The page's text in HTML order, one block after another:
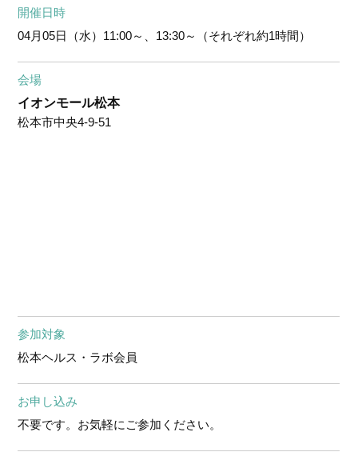
開催日時
04月05日（水） 11:00～、13:30～（それぞれ約1時間）
会場
イオンモール松本
松本市中央4-9-51
参加対象
松本ヘルス・ラボ会員
お申し込み
不要です。お気軽にご参加ください。